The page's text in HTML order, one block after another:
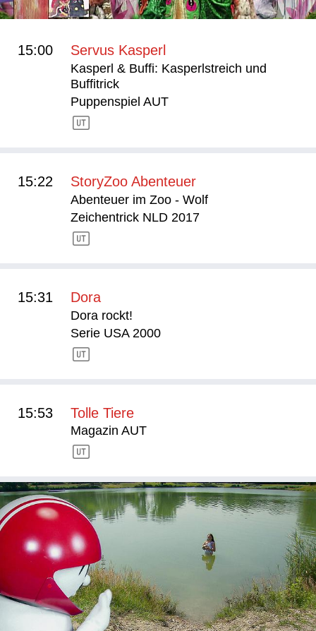
15:00 Servus Kasperl
Kasperl & Buffi: Kasperlstreich und
Buffitrick
Puppenspiel AUT
15:22 StoryZoo Abenteuer
Abenteuer im Zoo - Wolf
Zeichentrick NLD 2017
15:31 Dora
Dora rockt!
Serie USA 2000
15:53 Tolle Tiere
Magazin AUT